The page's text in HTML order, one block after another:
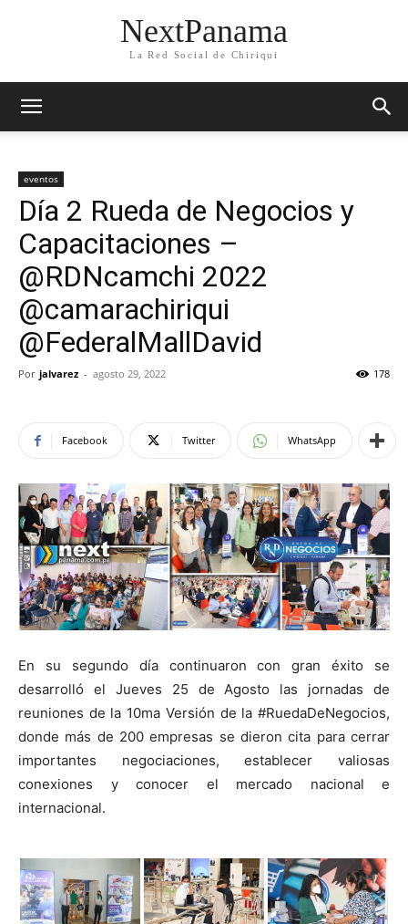
NextPanama
La Red Social de Chiriqui
eventos
Día 2 Rueda de Negocios y
Capacitaciones –
@RDNcamchi 2022
@camarachiriqui
@FederalMallDavid
Por jalvarez - agosto 29, 2022 178
Facebook Twitter WhatsApp
En su segundo día continuaron con gran éxito se
desarrolló el Jueves 25 de Agosto las jornadas de
reuniones de la 10ma Versión de la #RuedaDeNegocios,
donde más de 200 empresas se dieron cita para cerrar
importantes negociaciones, establecer valiosas
conexiones y conocer el mercado nacional e
internacional.